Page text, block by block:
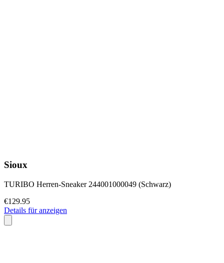
Sioux
TURIBO Herren-Sneaker 244001000049 (Schwarz)
€129.95
Details für anzeigen